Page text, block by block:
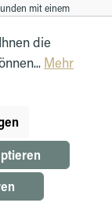
mit einem
die
Mehr